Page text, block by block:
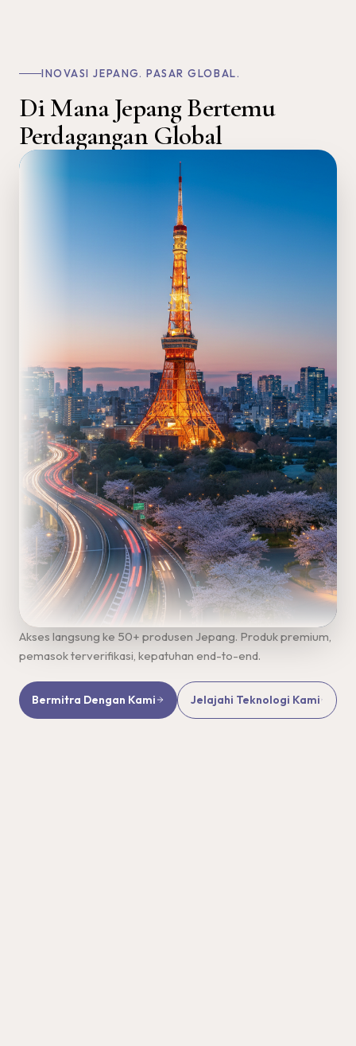
INOVASI JEPANG. PASAR GLOBAL.
Di Mana Jepang Bertemu
Perdagangan Global
Akses langsung ke 50+ produsen Jepang. Produk premium,
pemasok terverifikasi, kepatuhan end-to-end.
Bermitra Dengan Kami Jelajahi Teknologi Kami